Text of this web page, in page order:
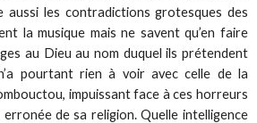
aussi les contradictions grotesques des
la musique mais ne savent qu’en faire
au Dieu au nom duquel ils prétendent
pourtant rien à voir avec celle de la
impuissant face à ces horreurs
de sa religion. Quelle intelligence